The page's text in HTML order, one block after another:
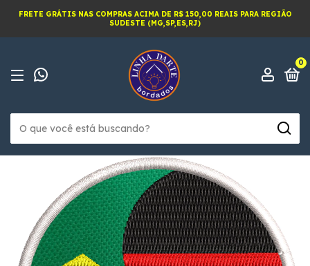
FRETE GRÁTIS NAS COMPRAS ACIMA DE R$ 150,00 REAIS PARA REGIÃO
SUDESTE (MG,SP,ES,RJ)
0